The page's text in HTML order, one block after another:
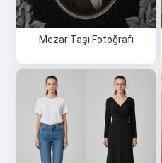
Mezar Taşı Fotoğrafı